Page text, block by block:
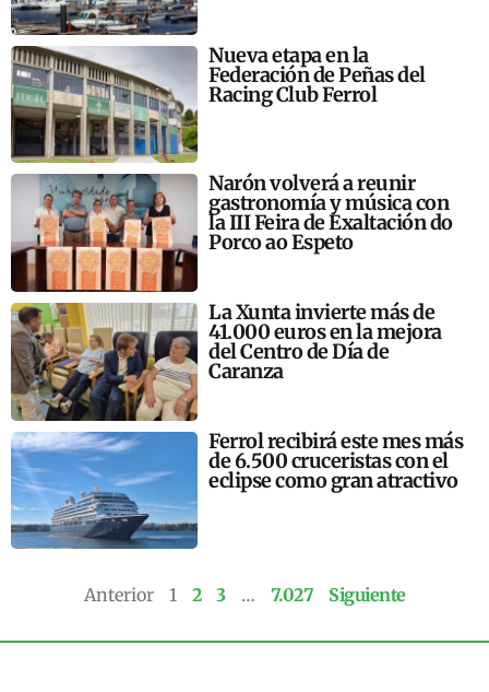
Nueva etapa en la
Federación de Peñas del
Racing Club Ferrol
Narón volverá a reunir
gastronomía y música con
la III Feira de Exaltación do
Porco ao Espeto
La Xunta invierte más de
41.000 euros en la mejora
del Centro de Día de
Caranza
Ferrol recibirá este mes más
de 6.500 cruceristas con el
eclipse como gran atractivo
Anterior 1 2 3 … 7.027 Siguiente